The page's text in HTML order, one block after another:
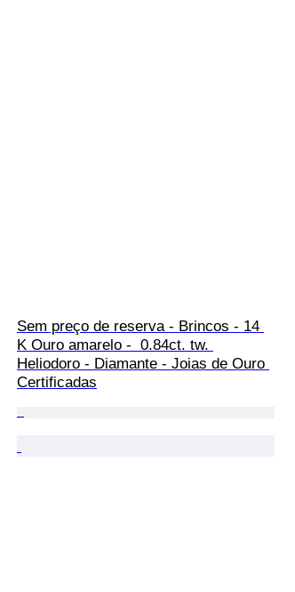
Sem preço de reserva - Brincos - 14
K Ouro amarelo -  0.84ct. tw.
Heliodoro - Diamante - Joias de Ouro
Certificadas